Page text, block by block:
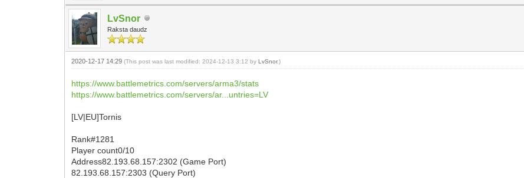
LvSnor
Raksta daudz
2020-12-17 14:29(This post was last modified: 2024-12-13 3:12 byLvSnor.)
https://www.battlemetrics.com/servers/arma3/stats
https://www.battlemetrics.com/servers/ar...untries=LV
[LV|EU]Tornis
Rank#1281
Player count0/10
Address82.193.68.157:2302 (Game Port)
82.193.68.157:2303 (Query Port)